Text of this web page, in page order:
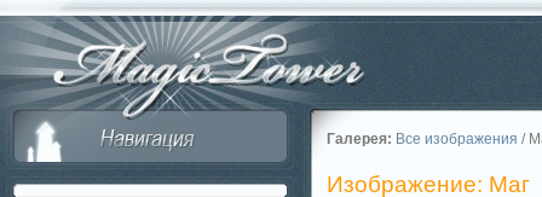
Галерея: Все изображения /
Изображение: Маг